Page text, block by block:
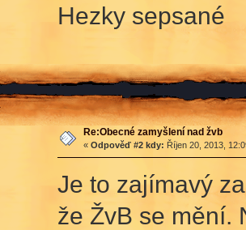
Hezky sepsané
Re:Obecné zamyšlení nad žvb
« Odpověď #2 kdy: Říjen 20, 2013,
Je to zajímavý
že ŽvB se mění.